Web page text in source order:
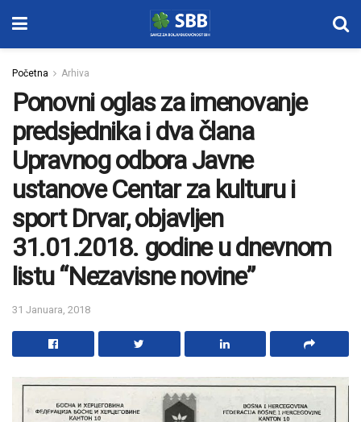
Početna Arhiva
Ponovni oglas za imenovanje
predsjednika i dva člana
Upravnog odbora Javne
ustanove Centar za kulturu i
sport Drvar, objavljen
31.01.2018. godine u dnevnom
listu “Nezavisne novine”
31 Januara, 2018